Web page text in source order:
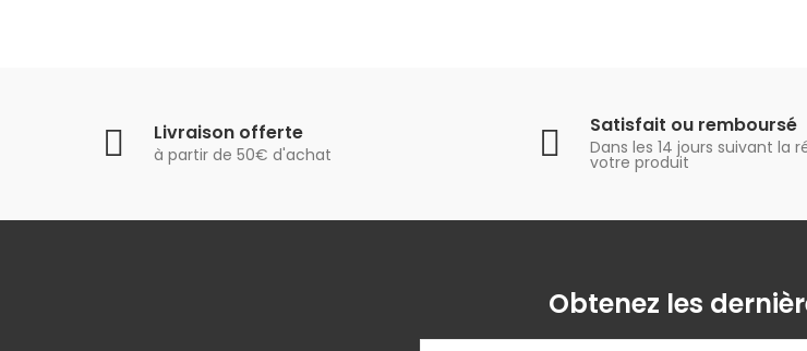
Livraison offerte
à partir de 50€ d'achat
Satisfait ou remboursé
Dans les 14 jours suivant la
votre produit
Obtenez les